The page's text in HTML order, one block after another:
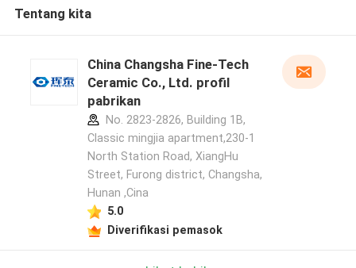
Tentang kita
China Changsha Fine-Tech
Ceramic Co., Ltd. profil
pabrikan
No. 2823-2826, Building 1B,
Classic mingjia apartment,230-1
North Station Road, XiangHu
Street, Furong district, Changsha,
Hunan ,Cina
5.0
Diverifikasi pemasok